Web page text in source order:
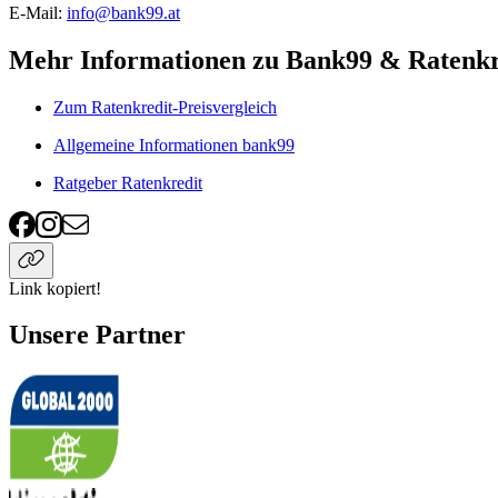
E-Mail: info@bank99.at
Mehr Informationen zu Bank99 &
Zum Ratenkredit-Preisvergleich
Allgemeine Informationen bank99
Ratgeber Ratenkredit
Link kopiert!
Unsere Partner